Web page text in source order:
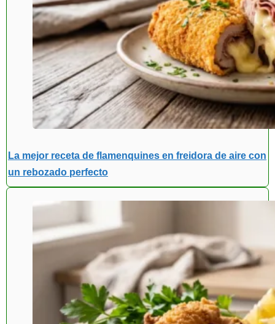
La mejor receta de flamenquines en freidora de aire con
un rebozado perfecto